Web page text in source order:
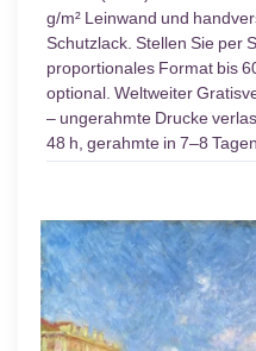
g/m² Leinwand und
Schutzlack. Stellen Sie per
proportionales Format bis
optional. Weltweiter
– ungerahmte Drucke
48 h, gerahmte in 7–8